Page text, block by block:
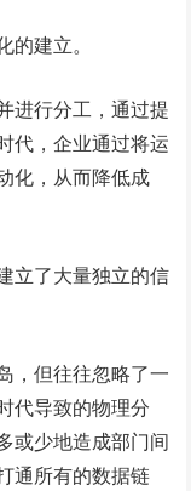
建立。
进行分工，通过提
代，企业通过将运
化，从而降低成
立了大量独立的信
，但往往忽略了一
代导致的物理分
或少地造成部门间
通所有的数据链